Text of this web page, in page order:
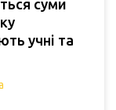
суми
учні та